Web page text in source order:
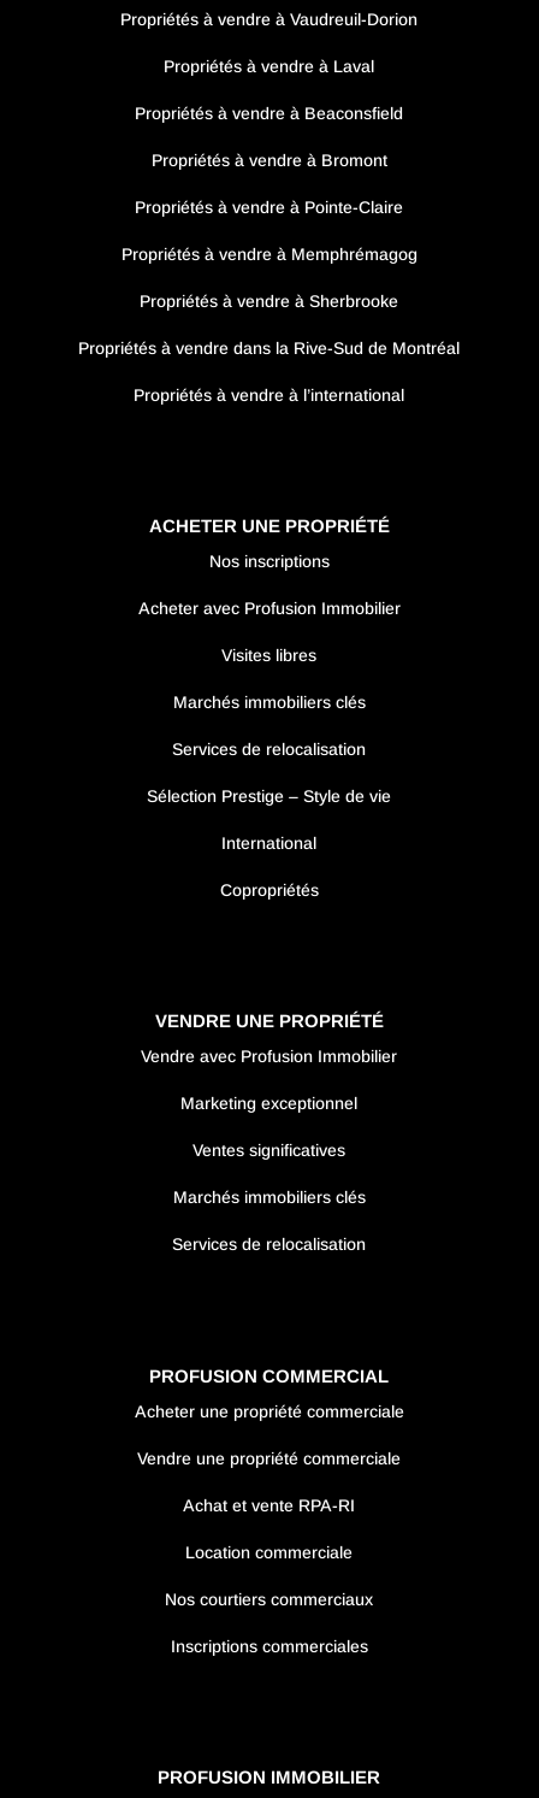
Propriétés à vendre à Vaudreuil-Dorion
Propriétés à vendre à Laval
Propriétés à vendre à Beaconsfield
Propriétés à vendre à Bromont
Propriétés à vendre à Pointe-Claire
Propriétés à vendre à Memphrémagog
Propriétés à vendre à Sherbrooke
Propriétés à vendre dans la Rive-Sud de Montréal
Propriétés à vendre à l’international
ACHETER UNE PROPRIÉTÉ
Nos inscriptions
Acheter avec Profusion Immobilier
Visites libres
Marchés immobiliers clés
Services de relocalisation
Sélection Prestige – Style de vie
International
Copropriétés
VENDRE UNE PROPRIÉTÉ
Vendre avec Profusion Immobilier
Marketing exceptionnel
Ventes significatives
Marchés immobiliers clés
Services de relocalisation
PROFUSION COMMERCIAL
Acheter une propriété commerciale
Vendre une propriété commerciale
Achat et vente RPA-RI
Location commerciale
Nos courtiers commerciaux
Inscriptions commerciales
PROFUSION IMMOBILIER